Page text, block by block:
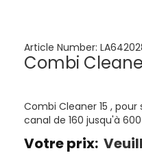
Article Number:
Combi
Combi Cleaner 15 ,
canal de 160 jusqu'à
Votre prix: